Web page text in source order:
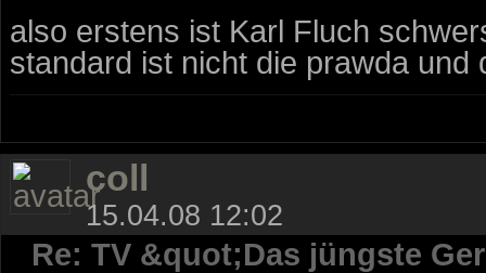
also erstens ist Karl Fluch
standard ist nicht die prawda
coll
15.04.08 12:02
Re: TV &quot;Das jüngste